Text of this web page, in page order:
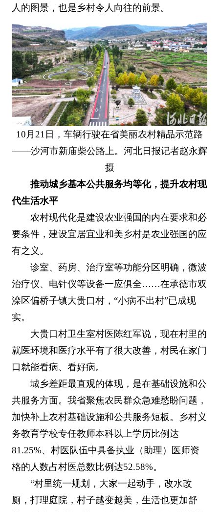
人的图景，也是乡村令人向往的前景。
10月21日，车辆行驶在省美丽农村精品示范路
——沙河市新庙柴公路上。河北日报记者赵永辉
摄
推动城乡基本公共服务均等化，提升农村现
代生活水平
农村现代化是建设农业强国的内在要求和必
要条件，建设宜居宜业和美乡村是农业强国的应
有之义。
诊室、药房、治疗室等功能分区明确，微波
治疗仪、电针仪等设备一应俱全……在承德市双
滦区偏桥子镇大贵口村，“小病不出村”已成现
实。
大贵口村卫生室村医陈红军说，现在村里的
就医环境和医疗水平有了很大改善，村民在家门
口就能看病、看好病。
城乡差距最直观的体现，是在基础设施和公
共服务方面。我省聚焦农民群众急难愁盼问题，
加快补上农村基础设施和公共服务短板。乡村义
务教育学校专任教师本科以上学历比例达
81.25%、村医队伍中具备执业（助理）医师资
格的人数占村医总数比例达52.58%。
“村里统一规划，大家一起动手，改水改
厕，打理庭院，村子越变越美，生活也更加舒